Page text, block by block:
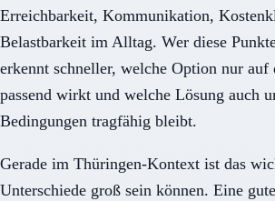
Erreichbarkeit, Kommunikation,
Belastbarkeit im Alltag. Wer diese
erkennt schneller, welche Option nur auf
passend wirkt und welche Lösung auch
Bedingungen tragfähig bleibt.
Gerade im Thüringen-Kontext ist das
Unterschiede groß sein können. Eine